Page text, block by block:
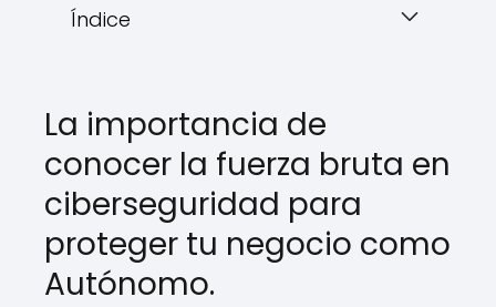
Índice
La importancia de
conocer la fuerza bruta en
ciberseguridad para
proteger tu negocio como
Autónomo.